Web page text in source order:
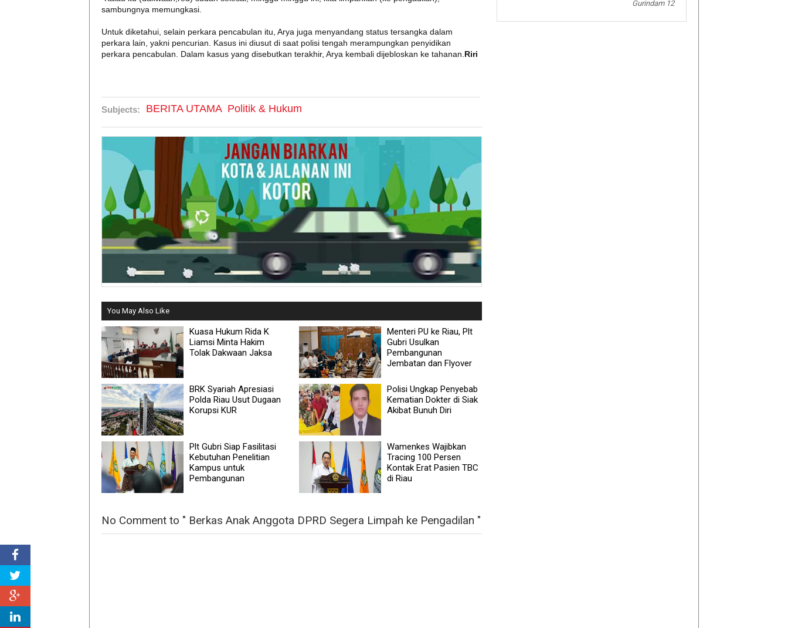
sambungnya memungkasi.
Untuk diketahui, selain perkara pencabulan itu, Arya juga menyandang status tersangka dalam
perkara lain, yakni pencurian. Kasus ini diusut di saat polisi tengah merampungkan penyidikan
perkara pencabulan. Dalam kasus yang disebutkan terakhir, Arya kembali dijebloskan ke tahanan. Riri
Subjects: BERITA UTAMA Politik & Hukum
You May Also Like
Kuasa Hukum Rida K
Liamsi Minta Hakim
Tolak Dakwaan Jaksa
Menteri PU ke Riau, Plt
Gubri Usulkan
Pembangunan
Jembatan dan Flyover
BRK Syariah Apresiasi
Polda Riau Usut Dugaan
Korupsi KUR
Polisi Ungkap Penyebab
Kematian Dokter di Siak
Akibat Bunuh Diri
Plt Gubri Siap Fasilitasi
Kebutuhan Penelitian
Kampus untuk
Pembangunan
Wamenkes Wajibkan
Tracing 100 Persen
Kontak Erat Pasien TBC
di Riau
No Comment to " Berkas Anak Anggota DPRD Segera Limpah ke Pengadilan "
Gurindam 12